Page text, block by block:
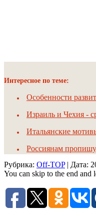
Интересное по теме:
Особенности
Израиль и Чехия -
Итальянские
Россиянам
Рубрика: Off-TOP| Дата:
You can skip to the end and